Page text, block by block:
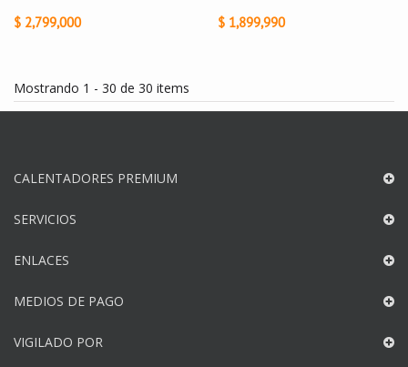
$ 2,799,000 $ 1,899,990
Mostrando 1 - 30 de 30 items
CALENTADORES PREMIUM
SERVICIOS
ENLACES
MEDIOS DE PAGO
VIGILADO POR